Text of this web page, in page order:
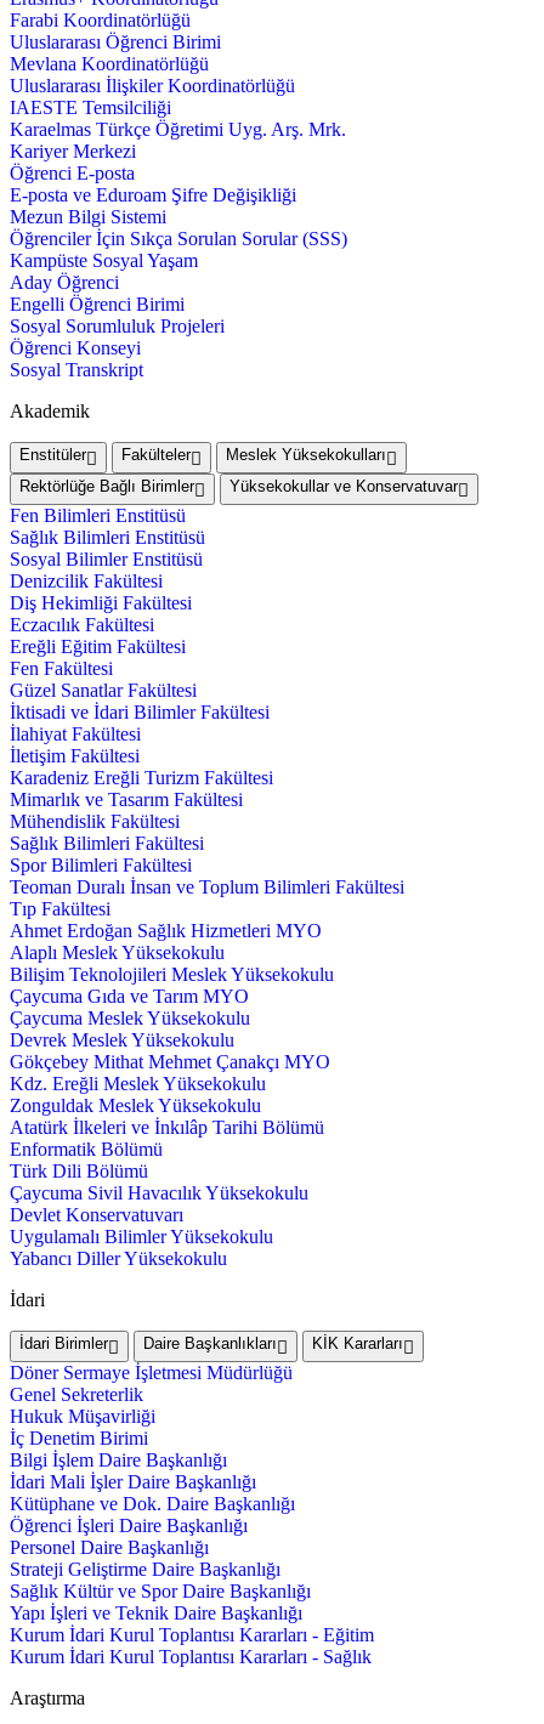
Farabi Koordinatörlüğü
Uluslararası Öğrenci Birimi
Mevlana Koordinatörlüğü
Uluslararası İlişkiler Koordinatörlüğü
IAESTE Temsilciliği
Karaelmas Türkçe Öğretimi Uyg. Arş. Mrk.
Kariyer Merkezi
Öğrenci E-posta
E-posta ve Eduroam Şifre Değişikliği
Mezun Bilgi Sistemi
Öğrenciler İçin Sıkça Sorulan Sorular (SSS)
Kampüste Sosyal Yaşam
Aday Öğrenci
Engelli Öğrenci Birimi
Sosyal Sorumluluk Projeleri
Öğrenci Konseyi
Sosyal Transkript
Akademik
Enstitüler Fakülteler
Meslek Yüksekokulları
Rektörlüğe Bağlı Birimler
Yüksekokullar ve Konservatuvar
Fen Bilimleri Enstitüsü
Sağlık Bilimleri Enstitüsü
Sosyal Bilimler Enstitüsü
Denizcilik Fakültesi
Diş Hekimliği Fakültesi
Eczacılık Fakültesi
Ereğli Eğitim Fakültesi
Fen Fakültesi
Güzel Sanatlar Fakültesi
İktisadi ve İdari Bilimler Fakültesi
İlahiyat Fakültesi
İletişim Fakültesi
Karadeniz Ereğli Turizm Fakültesi
Mimarlık ve Tasarım Fakültesi
Mühendislik Fakültesi
Sağlık Bilimleri Fakültesi
Spor Bilimleri Fakültesi
Teoman Duralı İnsan ve Toplum Bilimleri Fakültesi
Tıp Fakültesi
Ahmet Erdoğan Sağlık Hizmetleri MYO
Alaplı Meslek Yüksekokulu
Bilişim Teknolojileri Meslek Yüksekokulu
Çaycuma Gıda ve Tarım MYO
Çaycuma Meslek Yüksekokulu
Devrek Meslek Yüksekokulu
Gökçebey Mithat Mehmet Çanakçı MYO
Kdz. Ereğli Meslek Yüksekokulu
Zonguldak Meslek Yüksekokulu
Atatürk İlkeleri ve İnkılâp Tarihi Bölümü
Enformatik Bölümü
Türk Dili Bölümü
Çaycuma Sivil Havacılık Yüksekokulu
Devlet Konservatuvarı
Uygulamalı Bilimler Yüksekokulu
Yabancı Diller Yüksekokulu
İdari
İdari Birimler Daire Başkanlıkları KİK Kararları
Döner Sermaye İşletmesi Müdürlüğü
Genel Sekreterlik
Hukuk Müşavirliği
İç Denetim Birimi
Bilgi İşlem Daire Başkanlığı
İdari Mali İşler Daire Başkanlığı
Kütüphane ve Dok. Daire Başkanlığı
Öğrenci İşleri Daire Başkanlığı
Personel Daire Başkanlığı
Strateji Geliştirme Daire Başkanlığı
Sağlık Kültür ve Spor Daire Başkanlığı
Yapı İşleri ve Teknik Daire Başkanlığı
Kurum İdari Kurul Toplantısı Kararları - Eğitim
Kurum İdari Kurul Toplantısı Kararları - Sağlık
Araştırma